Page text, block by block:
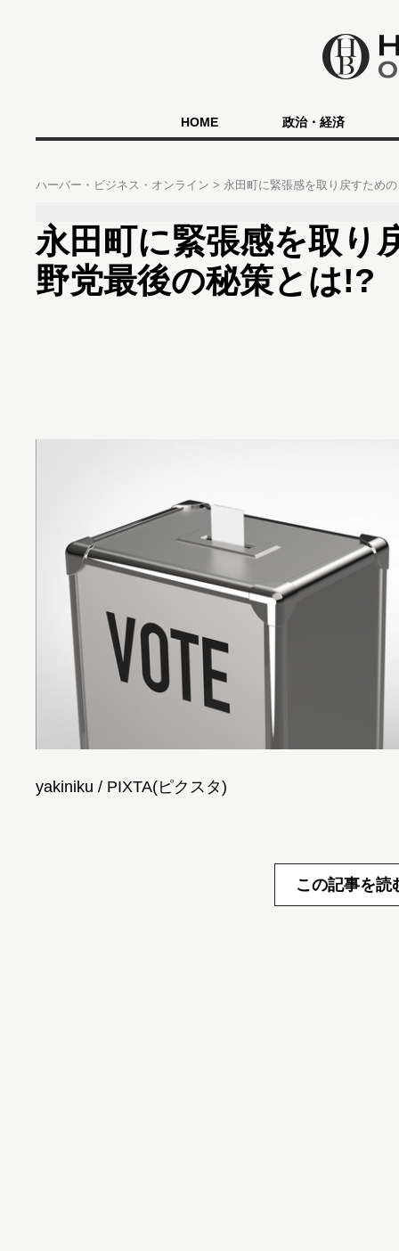
HOME 政治・経済
ハーバー・ビジネス・オンライン 永田町に緊張感を取り戻すため
永田町に緊張感を取り
野党最後の秘策とは!?
yakiniku / PIXTA(ピクスタ)
この記事を読